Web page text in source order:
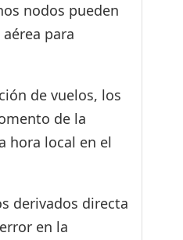
nodos pueden
para
de vuelos, los
de la
hora local en el
derivados directa
en la